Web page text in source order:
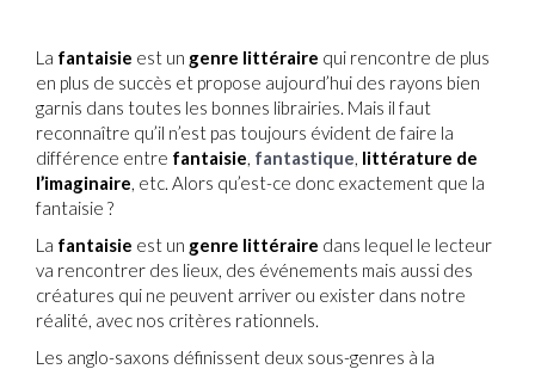
La fantaisie est un genre littéraire qui rencontre de plus
en plus de succès et propose aujourd’hui des rayons bien
garnis dans toutes les bonnes librairies. Mais il faut
reconnaître qu’il n’est pas toujours évident de faire la
différence entre fantaisie, fantastique, littérature de
l’imaginaire, etc. Alors qu’est-ce donc exactement que la
fantaisie ?
La fantaisie est un genre littéraire dans lequel le lecteur
va rencontrer des lieux, des événements mais aussi des
créatures qui ne peuvent arriver ou exister dans notre
réalité, avec nos critères rationnels.
Les anglo-saxons définissent deux sous-genres à la